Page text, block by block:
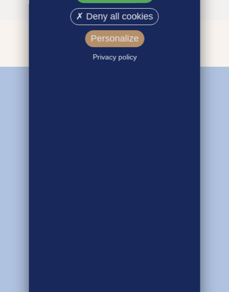
Deny all cookies
Personalize
Privacy policy